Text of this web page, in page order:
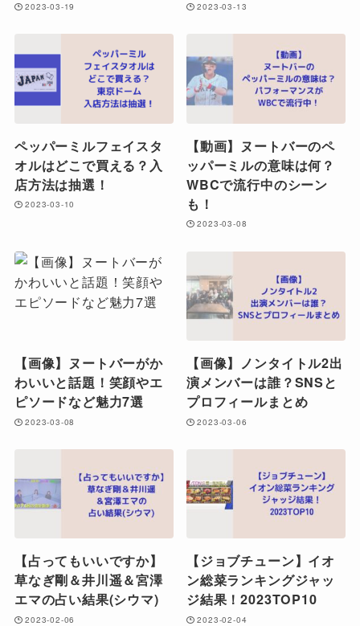
2023-03-19 2023-03-13
ペッパーミルフェイスタ
オルはどこで買える？入
店方法は抽選！
2023-03-10
【動画】ヌートバーのペ
ッパーミルの意味は何？
WBCで流行中のシーン
も！
2023-03-08
【画像】ヌートバーがか
わいいと話題！笑顔やエ
ピソードなど魅力7選
2023-03-08
【画像】ノンタイトル2出
演メンバーは誰？SNSと
プロフィールまとめ
2023-03-06
【占ってもいいですか】
草なぎ剛＆井川遥＆宮澤
エマの占い結果(シウマ)
2023-02-06
【ジョブチューン】イオ
ン総菜ランキングジャッ
ジ結果！2023TOP10
2023-02-04